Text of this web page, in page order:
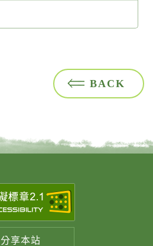
BACK
分享本站